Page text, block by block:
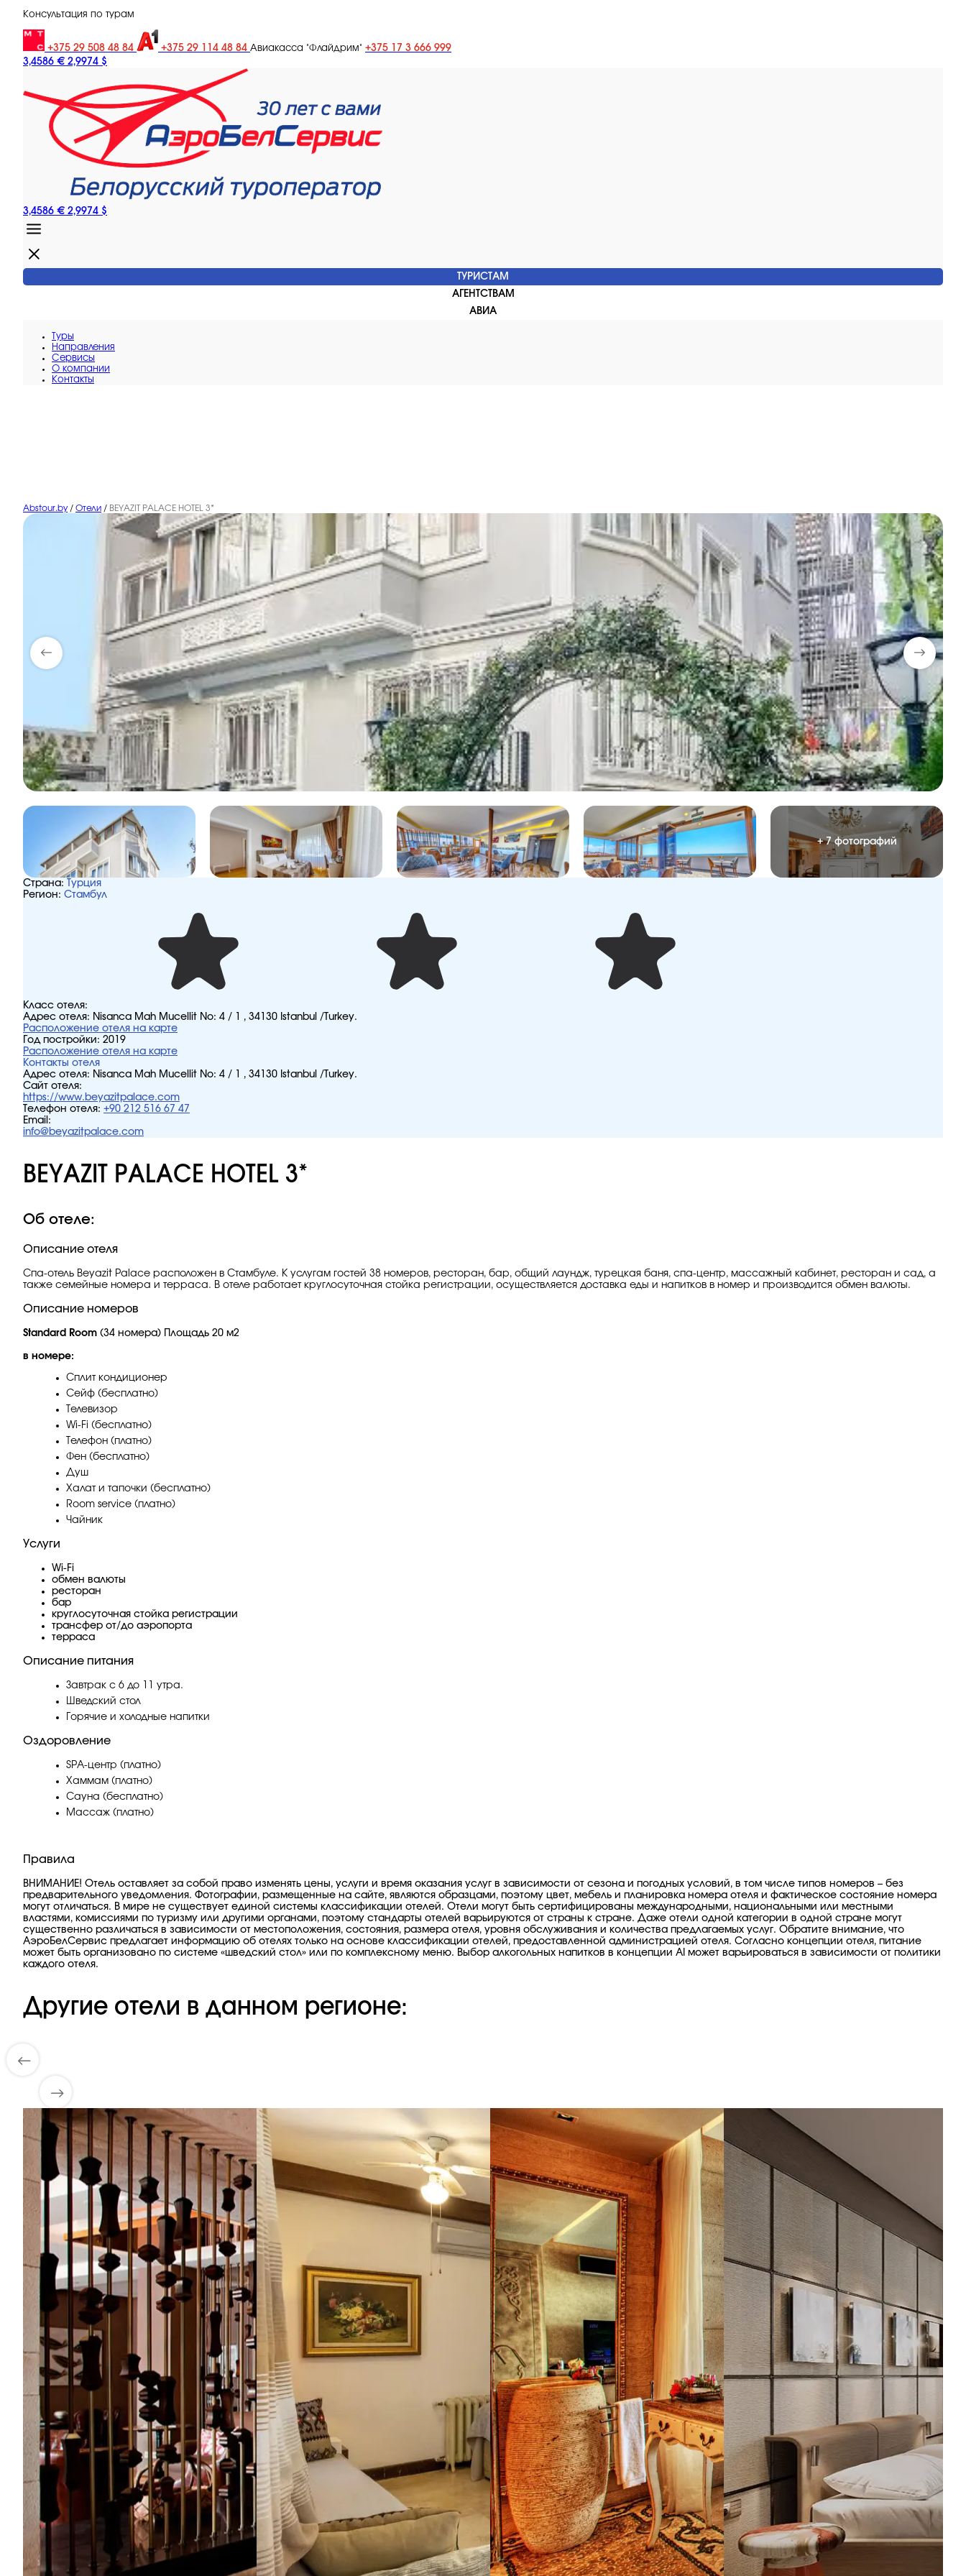
Консультация по турам
+375 29 508 48 84 +375 29 114 48 84 Авиакасса "Флайдрим" +375 17 3 666 999
3,4586 € 2,9974 $
3,4586 € 2,9974 $
ТУРИСТАМ
АГЕНТСТВАМ
АВИА
Туры
Направления
Сервисы
O компании
Контакты
Abstour.by / Отели / BEYAZIT PALACE HOTEL 3*
+ 7 фотографий
Страна:
Турция
Регион: Стамбул
Класс отеля:
Адрес отеля: Nisanca Mah Mucellit No: 4 / 1 , 34130 Istanbul /Turkey.
Расположение отеля на карте
Год постройки: 2019
Расположение отеля на карте
Контакты отеля
Адрес отеля: Nisanca Mah Mucellit No: 4 / 1 , 34130 Istanbul /Turkey.
Сайт отеля:
https://www.beyazitpalace.com
Телефон отеля: +90 212 516 67 47
Email:
info@beyazitpalace.com
BEYAZIT PALACE HOTEL 3*
Об отеле:
Описание отеля
Спа-отель Beyazit Palace расположен в Стамбуле. К услугам гостей 38 номеров, ресторан, бар, общий лаундж, турецкая баня, спа-центр, массажный кабинет, ресторан и сад, а
также семейные номера и терраса. В отеле работает круглосуточная стойка регистрации, осуществляется доставка еды и напитков в номер и производится обмен валюты.
Описание номеров
Standard Room (34 номера) Площадь 20 м2
в номере:
Сплит кондиционер
Сейф (бесплатно)
Телевизор
Wi-Fi (бесплатно)
Телефон (платно)
Фен (бесплатно)
Душ
Халат и тапочки (бесплатно)
Room service (платно)
Чайник
Услуги
Wi-Fi
обмен валюты
ресторан
бар
круглосуточная стойка регистрации
трансфер от/до аэропорта
терраса
Описание питания
Завтрак с 6 до 11 утра.
Шведский стол
Горячие и холодные напитки
Оздоровление
SPA-центр (платно)
Хаммам (платно)
Сауна (бесплатно)
Массаж (платно)
Правила
ВНИМАНИЕ! Отель оставляет за собой право изменять цены, услуги и время оказания услуг в зависимости от сезона и погодных условий, в том числе типов номеров – без
предварительного уведомления. Фотографии, размещенные на сайте, являются образцами, поэтому цвет, мебель и планировка номера отеля и фактическое состояние номера
могут отличаться. В мире не существует единой системы классификации отелей. Отели могут быть сертифицированы международными, национальными или местными
властями, комиссиями по туризму или другими органами, поэтому стандарты отелей варьируются от страны к стране. Даже отели одной категории в одной стране могут
существенно различаться в зависимости от местоположения, состояния, размера отеля, уровня обслуживания и количества предлагаемых услуг. Обратите внимание, что
АэроБелСервис предлагает информацию об отелях только на основе классификации отелей, предоставленной администрацией отеля. Согласно концепции отеля, питание
может быть организовано по системе «шведский стол» или по комплексному меню. Выбор алкогольных напитков в концепции AI может варьироваться в зависимости от политики
каждого отеля.
Другие отели в данном регионе: